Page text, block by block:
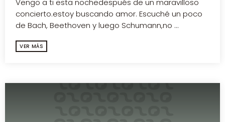
Vengo a ti esta nochedespués de un maravilloso
concierto.estoy buscando amor. Escuché un poco
de Bach, Beethoven y luego Schumann,no ...
VER MÁS